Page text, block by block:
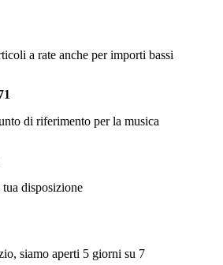
a rate anche per importi bassi
di riferimento per la musica
tua disposizione
siamo aperti 5 giorni su 7